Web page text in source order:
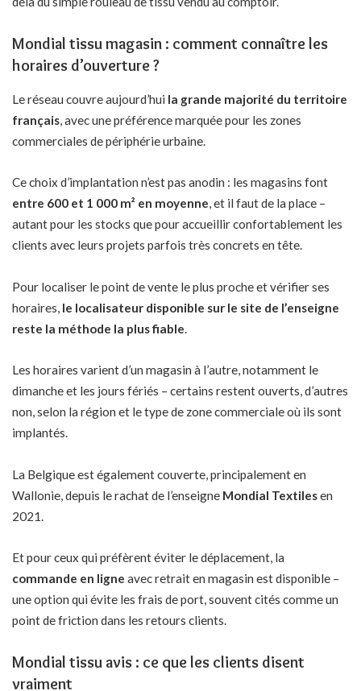
Mondial tissu magasin : comment connaître les
horaires d’ouverture ?
Le réseau couvre aujourd’hui la grande majorité du territoire
français, avec une préférence marquée pour les zones
commerciales de périphérie urbaine.
Ce choix d’implantation n’est pas anodin : les magasins font
entre 600 et 1 000 m² en moyenne, et il faut de la place –
autant pour les stocks que pour accueillir confortablement les
clients avec leurs projets parfois très concrets en tête.
Pour localiser le point de vente le plus proche et vérifier ses
horaires, le localisateur disponible sur le site de l’enseigne
reste la méthode la plus fiable.
Les horaires varient d’un magasin à l’autre, notamment le
dimanche et les jours fériés – certains restent ouverts, d’autres
non, selon la région et le type de zone commerciale où ils sont
implantés.
La Belgique est également couverte, principalement en
Wallonie, depuis le rachat de l’enseigne Mondial Textilesen
2021.
Et pour ceux qui préfèrent éviter le déplacement, la
commande en ligne avec retrait en magasin est disponible –
une option qui évite les frais de port, souvent cités comme un
point de friction dans les retours clients.
Mondial tissu avis : ce que les clients disent
vraiment